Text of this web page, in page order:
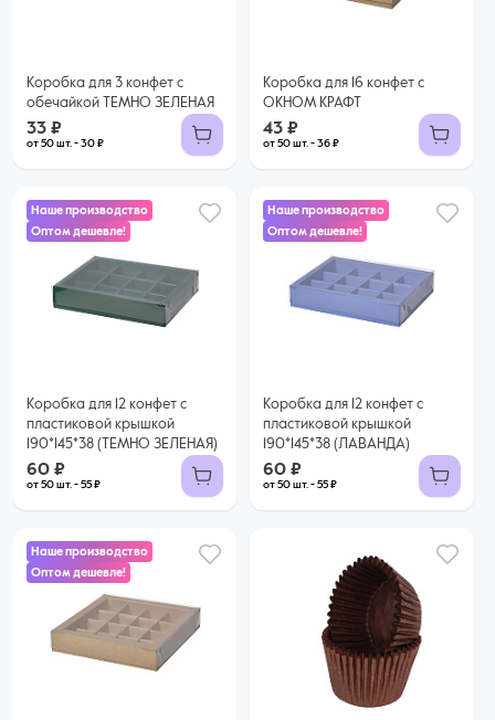
Коробка для 3 конфет с
обечайкой ТЕМНО ЗЕЛЕНАЯ
33 ₽
от 50 шт. - 30 ₽
Коробка для 16 конфет с
ОКНОМ КРАФТ
43 ₽
от 50 шт. - 36 ₽
Наше производство
Оптом дешевле!
Коробка для 12 конфет с
пластиковой крышкой
190*145*38 (ТЕМНО ЗЕЛЕНАЯ)
60 ₽
от 50 шт. - 55 ₽
60 ₽
Наше производство
Оптом дешевле!
Коробка для 12 конфет с
пластиковой крышкой
190*145*38 (ЛАВАНДА)
60 ₽
от 50 шт. - 55 ₽
60 ₽
Наше производство
Оптом дешевле!
64 ₽
56 ₽ за шт. при заказе от 50 шт.